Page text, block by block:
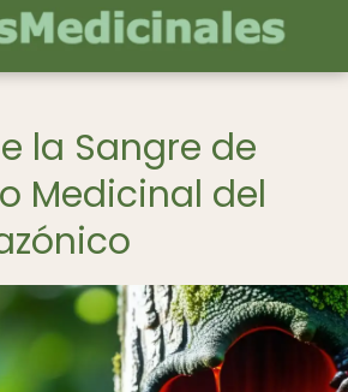
la Sangre de
Medicinal del